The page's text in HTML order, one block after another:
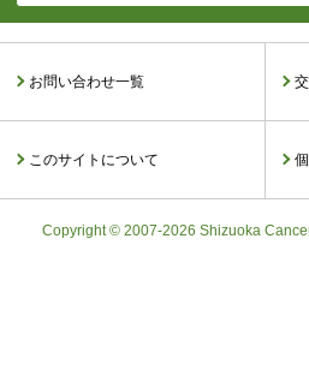
お問い合わせ一覧
このサイトについて
Copyright © 2007-2026 Shizuoka